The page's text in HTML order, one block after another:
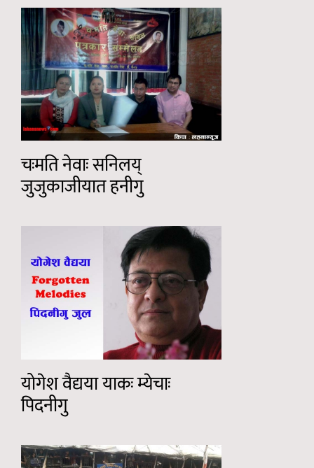
चःमति नेवाः सनिलय्
जुजुकाजीयात हनीगु
योगेश वैद्यया याकः म्येचाः
पिदनीगु